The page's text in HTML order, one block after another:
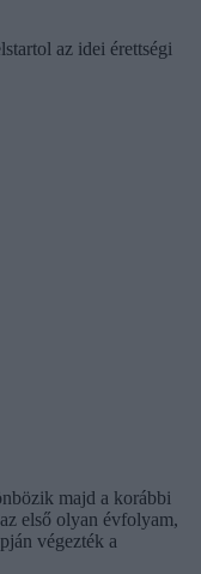
az idei érettségi
majd a korábbi
első olyan évfolyam,
végezték a